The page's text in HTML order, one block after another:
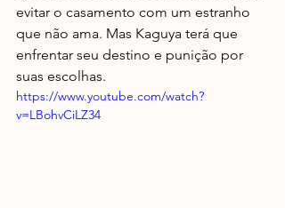
evitar o casamento com um estranho
que não ama. Mas Kaguya terá que
enfrentar seu destino e punição por
suas escolhas.
https://www.youtube.com/watch?
v=LBohvCiLZ34